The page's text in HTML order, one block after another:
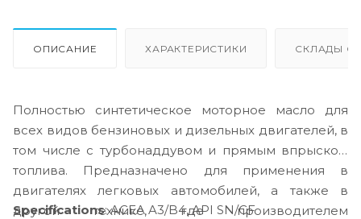
ОПИСАНИЕ ХАРАКТЕРИСТИКИ СКЛАДЫ
Полностью синтетическое моторное масло для
всех видов бензиновых и дизельных двигателей, в
том числе с турбонаддувом и прямым впрыском
топлива. Предназначено для применения в
двигателях легковых автомобилей, а также в
другой технике, где производителем
Specifications: ACEA A3/B4, API SN/CF